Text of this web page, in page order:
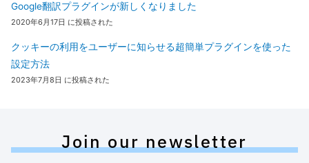
Google翻訳プラグインが新しくなりました
2020年6月17日 に投稿された
クッキーの利用をユーザーに知らせる超簡単プラグインを使った
設定方法
2023年7月8日 に投稿された
Join our newsletter